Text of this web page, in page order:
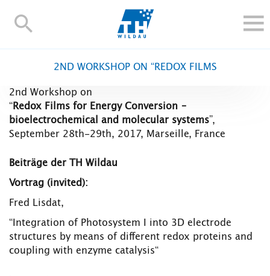
TH-
FORSCHUNG UND TRANSFER
ALUMNI
HOCHSCHULE
INTERNATIONAL
BESCHÄFTIGTE
Blogs Kontakt und Anfahrt
TH Online-Portal Personensuche English
2ND WORKSHOP ON “REDOX FILMS
2nd Workshop on
“Redox Films for Energy Conversion –
bioelectrochemical and molecular systems”,
September 28th-29th, 2017, Marseille, France
Beiträge der TH Wildau
Vortrag (invited):
Fred Lisdat,
“Integration of Photosystem I into 3D electrode
structures by means of different redox proteins and
coupling with enzyme catalysis“